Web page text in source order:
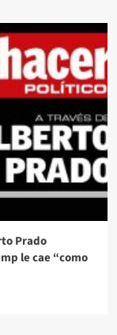
Prado
le cae “como